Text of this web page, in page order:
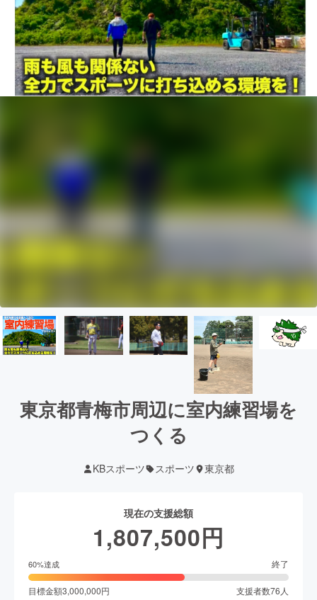
東京都青梅市周辺に室内練習場を
つくる
KBスポーツ スポーツ 東京都
現在の支援総額
1,807,500円
60%達成 終了
目標金額3,000,000円 支援者数76 人